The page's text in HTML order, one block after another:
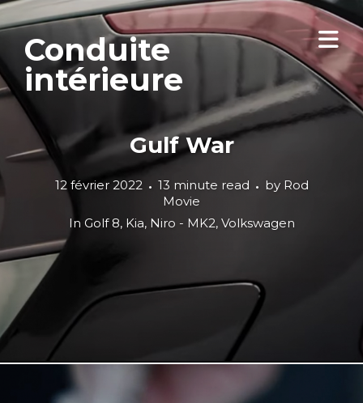
Conduite
intérieure
Gulf War
12 février 2022 13 minute read by Rod
Movie
In Golf 8, Kia, Niro - MK2, Volkswagen